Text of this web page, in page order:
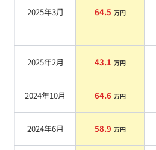
2025年3月 64.5 万円
2025年2月 43.1 万円
2024年10月 64.6 万円
2024年6月 58.9 万円